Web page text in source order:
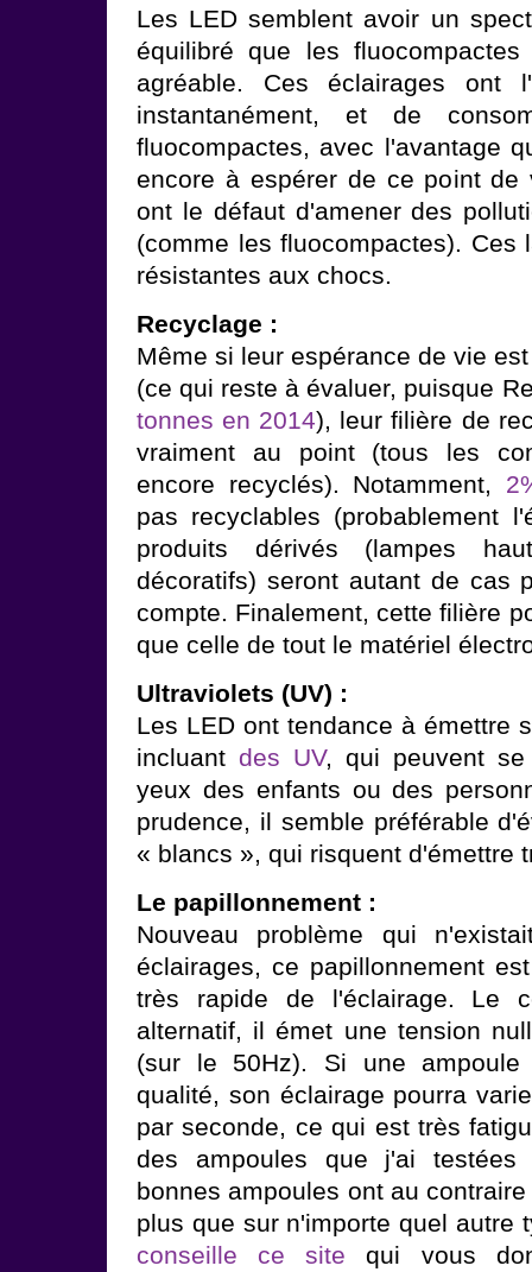
Les LED semblent avoir un
équilibré que les
agréable. Ces éclairages ont
instantanément, et de
fluocompactes, avec l'avantage
encore à espérer de ce point de
ont le défaut d'amener des
(comme les fluocompactes). Ces
résistantes aux chocs.
Recyclage :
Même si leur espérance de vie
(ce qui reste à évaluer, puisque
tonnes en 2014), leur filière de
vraiment au point (tous les
encore recyclés). Notamment,
pas recyclables (probablement
produits dérivés (lampes
décoratifs) seront autant de cas
compte. Finalement, cette filière
que celle de tout le matériel
Ultraviolets (UV) :
Les LED ont tendance à émettre
incluant des UV, qui peuvent
yeux des enfants ou des
prudence, il semble préférable
« blancs », qui risquent d'émettre
Le papillonnement :
Nouveau problème qui
éclairages, ce papillonnement
très rapide de l'éclairage. Le
alternatif, il émet une tension
(sur le 50Hz). Si une
qualité, son éclairage pourra
par seconde, ce qui est très
des ampoules que j'ai
bonnes ampoules ont au
plus que sur n'importe quel autre
conseille ce site qui vous